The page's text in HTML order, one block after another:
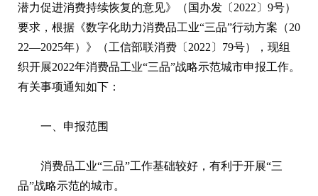
潜力促进消费持续恢复的意见》（国办发〔2022〕9号）
要求，根据《数字化助力消费品工业“三品”行动方案（20
22—2025年）》（工信部联消费〔2022〕79号），现组
织开展2022年消费品工业“三品”战略示范城市申报工作。
有关事项通知如下：
一、申报范围
消费品工业“三品”工作基础较好，有利于开展“三
品”战略示范的城市。